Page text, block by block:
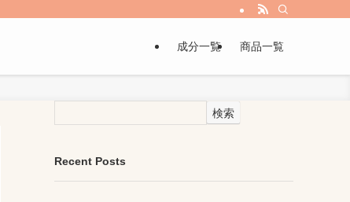
成分一覧 商品一覧
検索
Recent Posts